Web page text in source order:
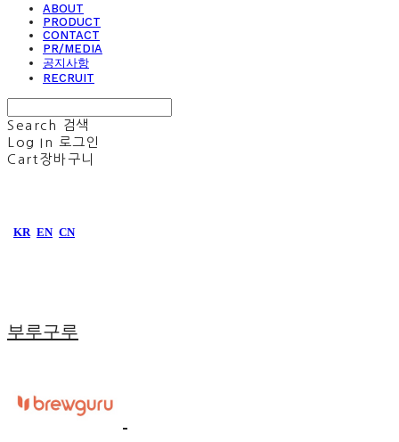
ABOUT
PRODUCT
CONTACT
PR/MEDIA
공지사항
RECRUIT
Search
검색
Log In
로그인
Cart 장바구니
KR EN CN
부루구루